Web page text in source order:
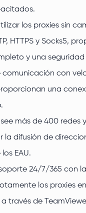
los proxies sin
HTTPS y Socks5,
y una seguridad
comunicación con
una
más de 400 redes
la difusión de
EAU.
24/7/365 con
los proxies
través de